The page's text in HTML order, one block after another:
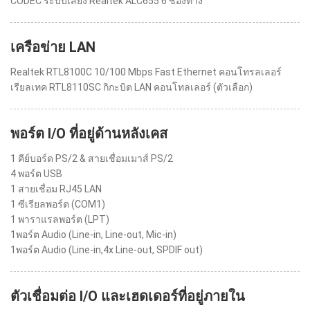
เครือข่าย LAN
Realtek RTL8100C 10/100 Mbps Fast Ethernet คอนโทรลเลอร์
เรียลเทค RTL8110SC กิกะบิต LAN คอนโทลเลอร์ (ตัวเลือก)
พอร์ต I/O ที่อยู่ด้านหลังเคส
1 คีย์บอร์ด PS/2 & สายเชื่อมเมาส์ PS/2
4 พอร์ต USB
1 สายเชื่อม RJ45 LAN
1 ซีเรียลพอร์ต (COM1)
1 พาราแรลพอร์ต (LPT)
1พอร์ต Audio (Line-in, Line-out, Mic-in)
1พอร์ต Audio (Line-in,4x Line-out, SPDIF out)
ตัวเชื่อมต่อ I/O และเฮดเดอร์ที่อยู่ภายใน